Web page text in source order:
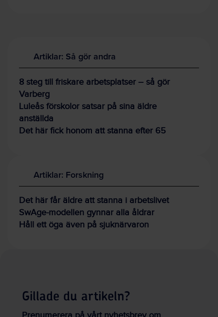
Artiklar: Så gör andra
8 steg till friskare arbetsplatser – så gör
Varberg
Luleås förskolor satsar på sina äldre
anställda
Det här fick honom att stanna efter 65
Artiklar: Forskning
Det här får äldre att stanna i arbetslivet
SwAge-modellen gynnar alla åldrar
Håll ett öga även på sjuknärvaron
Gillade du artikeln?